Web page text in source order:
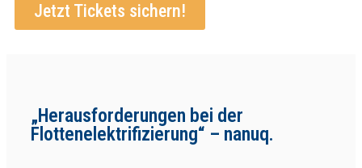
Jetzt Tickets sichern!
„Herausforderungen bei der
Flottenelektrifizierung“ – nanuq.